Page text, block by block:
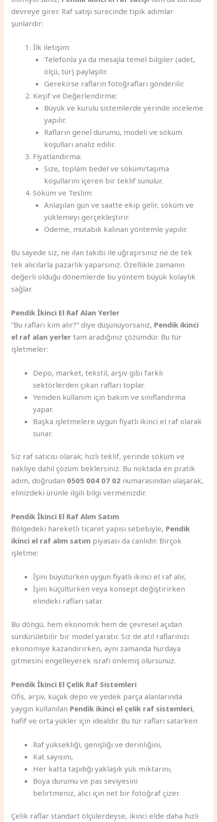
devreye girer. Raf satışı sürecinde tipik adımlar
şunlardır:
İlk iletişim:
Telefonla ya da mesajla temel bilgiler (adet,
ölçü, tür) paylaşılır.
Gerekirse rafların fotoğrafları gönderilir.
Keşif ve Değerlendirme:
Büyük ve kurulu sistemlerde yerinde inceleme
yapılır.
Rafların genel durumu, modeli ve söküm
koşulları analiz edilir.
Fiyatlandırma:
Size, toplam bedel ve söküm/taşıma
koşullarını içeren bir teklif sunulur.
Söküm ve Teslim:
Anlaşılan gün ve saatte ekip gelir, söküm ve
yüklemeyi gerçekleştirir.
Ödeme, mutabık kalınan yöntemle yapılır.
Bu sayede siz, ne ilan takibi ile uğraşırsınız ne de tek
tek alıcılarla pazarlık yaparsınız. Özellikle zamanın
değerli olduğu dönemlerde bu yöntem büyük kolaylık
sağlar.
Pendik İkinci El Raf Alan Yerler
“Bu rafları kim alır?” diye düşünüyorsanız, Pendik ikinci
el raf alan yerler tam aradığınız çözümdür. Bu tür
işletmeler:
Depo, market, tekstil, arşiv gibi farklı
sektörlerden çıkan rafları toplar.
Yeniden kullanım için bakım ve sınıflandırma
yapar.
Başka işletmelere uygun fiyatlı ikinci el raf olarak
sunar.
Siz raf satıcısı olarak; hızlı teklif, yerinde söküm ve
nakliye dahil çözüm beklersiniz. Bu noktada en pratik
adım, doğrudan 0505 004 07 02 numarasından ulaşarak,
elinizdeki ürünle ilgili bilgi vermenizdir.
Pendik İkinci El Raf Alım Satım
Bölgedeki hareketli ticaret yapısı sebebiyle, Pendik
ikinci el raf alım satım piyasası da canlıdır. Birçok
işletme:
İşini büyütürken uygun fiyatlı ikinci el raf alır,
İşini küçültürken veya konsept değiştirirken
elindeki rafları satar.
Bu döngü, hem ekonomik hem de çevresel açıdan
sürdürülebilir bir model yaratır. Siz de atıl raflarınızı
ekonomiye kazandırırken, aynı zamanda hurdaya
gitmesini engelleyerek israfı önlemiş olursunuz.
Pendik İkinci El Çelik Raf Sistemleri
Ofis, arşiv, küçük depo ve yedek parça alanlarında
yaygın kullanılan Pendik ikinci el çelik raf sistemleri,
hafif ve orta yükler için idealdir. Bu tür rafları satarken:
Raf yüksekliği, genişliği ve derinliğini,
Kat sayısını,
Her katta taşıdığı yaklaşık yük miktarını,
Boya durumu ve pas seviyesini
belirtmeniz, alıcı için net bir fotoğraf çizer.
Çelik raflar standart ölçülerdeyse, ikinci elde daha hızlı